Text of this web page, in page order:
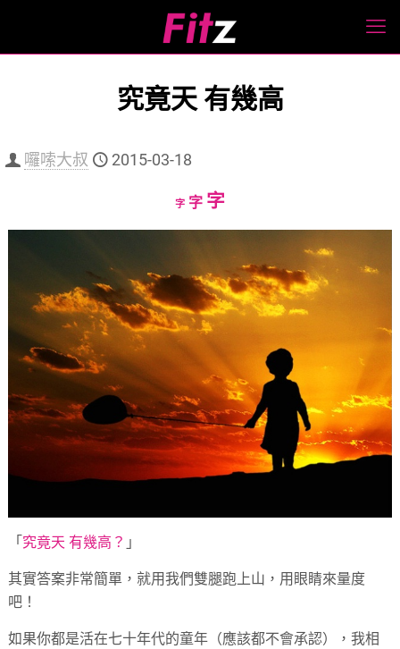
究竟天 有幾高
囉嗦大叔 2015-03-18
字Decrease
字Reset
字Increase
size.
「 究竟天 有幾高？ 」
其實答案非常簡單，就用我們雙腿跑上山，用眼睛來量度
吧！
如果你都是活在七十年代的童年（應該都不會承認），我相